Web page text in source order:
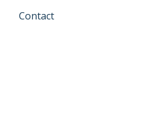
Contact